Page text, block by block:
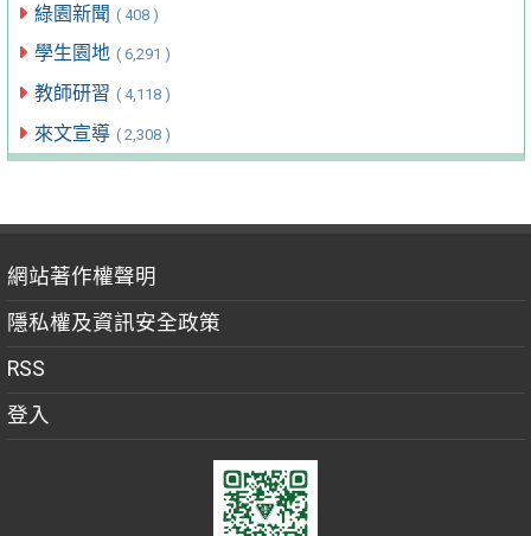
綠園新聞 ( 408 )
學生園地 ( 6,291 )
教師研習 ( 4,118 )
來文宣導 ( 2,308 )
網站著作權聲明
隱私權及資訊安全政策
RSS
登入